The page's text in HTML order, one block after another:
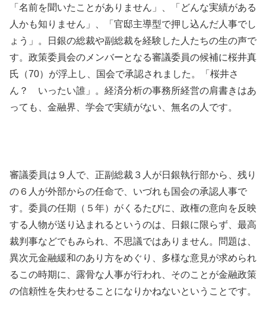
「名前を聞いたことがありません」、「どんな実績がある
人かも知りません」、「官邸主導型で押し込んだ人事でし
ょう」。日銀の総裁や副総裁を経験した人たちの生の声で
す。政策委員会のメンバーとなる審議委員の候補に桜井真
氏（70）が浮上し、国会で承認されました。「桜井さ
ん？ いったい誰」。経済分析の事務所経営の肩書きはあ
っても、金融界、学会で実績がない、無名の人です。
審議委員は９人で、正副総裁３人が日銀執行部から、残り
の６人が外部からの任命で、いづれも国会の承認人事で
す。委員の任期（５年）がくるたびに、政権の意向を反映
する人物が送り込まれるというのは、日銀に限らず、最高
裁判事などでもみられ、不思議ではありません。問題は、
異次元金融緩和のあり方をめぐり、多様な意見が求められ
るこの時期に、露骨な人事が行われ、そのことが金融政策
の信頼性を失わせることになりかねないということです。